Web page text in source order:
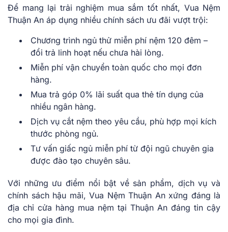
Để mang lại trải nghiệm mua sắm tốt nhất, Vua Nệm
Thuận An áp dụng nhiều chính sách ưu đãi vượt trội:
Chương trình ngủ thử miễn phí nệm 120 đêm –
đổi trả linh hoạt nếu chưa hài lòng.
Miễn phí vận chuyển toàn quốc cho mọi đơn
hàng.
Mua trả góp 0% lãi suất qua thẻ tín dụng của
nhiều ngân hàng.
Dịch vụ cắt nệm theo yêu cầu, phù hợp mọi kích
thước phòng ngủ.
Tư vấn giấc ngủ miễn phí từ đội ngũ chuyên gia
được đào tạo chuyên sâu.
Với những ưu điểm nổi bật về sản phẩm, dịch vụ và
chính sách hậu mãi, Vua Nệm Thuận An xứng đáng là
địa chỉ cửa hàng mua nệm tại Thuận An đáng tin cậy
cho mọi gia đình.